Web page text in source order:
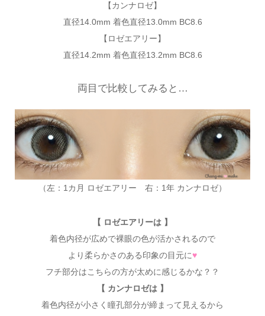
【カンナロゼ】
直径14.0mm 着色直径13.0mm BC8.6
【ロゼエアリー】
直径14.2mm 着色直径13.2mm BC8.6
両目で比較してみると…
（左：1カ月 ロゼエアリー 右：1年 カンナロゼ）
【 ロゼエアリーは 】
着色内径が広めで裸眼の色が活かされるので
より柔らかさのある印象の目元に♥
フチ部分はこちらの方が太めに感じるかな？？
【 カンナロゼは 】
着色内径が小さく瞳孔部分が締まって見えるから